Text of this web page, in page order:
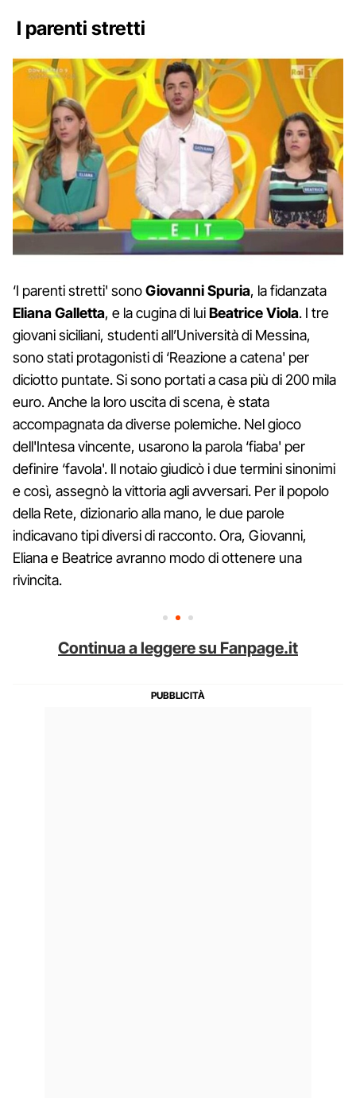
I parenti stretti
‘I parenti stretti' sonoGiovanni Spuria, la fidanzata
Eliana Galletta, e la cugina di luiBeatrice Viola. I tre
giovani siciliani, studenti all’Università di Messina,
sono stati protagonisti di ‘Reazione a catena' per
diciotto puntate. Si sono portati a casa più di 200 mila
euro. Anche la loro uscita di scena, è stata
accompagnata da diverse polemiche. Nel gioco
dell'Intesa vincente, usarono la parola ‘fiaba' per
definire ‘favola'. Il notaio giudicò i due termini sinonimi
e così, assegnò la vittoria agli avversari. Per il popolo
della Rete, dizionario alla mano, le due parole
indicavano tipi diversi di racconto. Ora, Giovanni,
Eliana e Beatrice avranno modo di ottenere una
rivincita.
Continua a leggere su Fanpage.it